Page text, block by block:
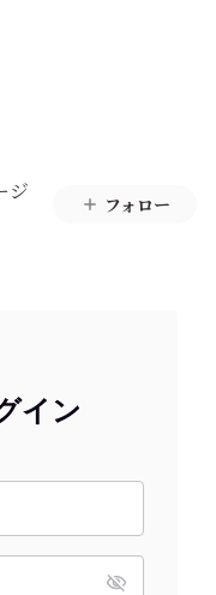
ジ フォロー
イン